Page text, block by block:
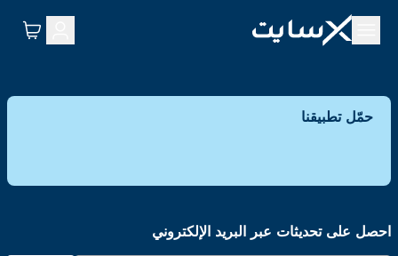
حمّل تطبيقنا
احصل على تحديثات عبر البريد الإلكتروني